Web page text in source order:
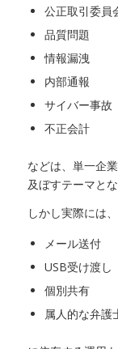
公正取引委員
品質問題
情報漏洩
内部通報
サイバー事故
不正会計
などは、単一企
及ぼすテーマと
しかし実際には、
メール送付
USB受け渡し
個別共有
属人的な弁護